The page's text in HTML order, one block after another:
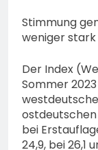
Stimmung
weniger
Der Index
Sommer
ostdeutschen
bei
24,9, bei 26,1